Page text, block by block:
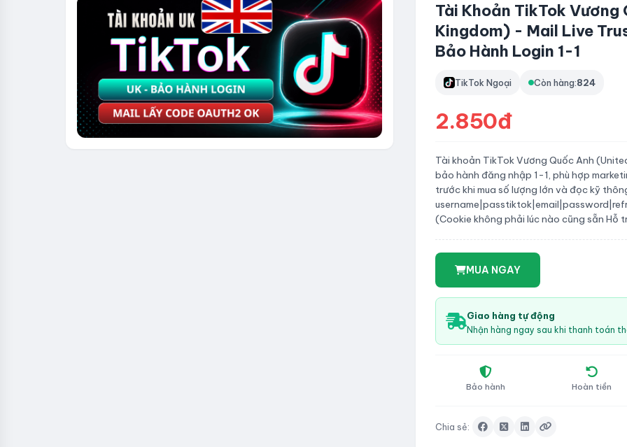
Tài Khoản TikTok Vương
Kingdom) - Mail Live
Bảo Hành Login 1-1
TikTok Ngoại Còn hàng:824
2.850đ
Tài khoản TikTok Vương Quốc Anh
bảo hành đăng nhập 1-1, phù hợp
trước khi mua số lượng lớn và đọc kỹ
(Cookie không phải lúc nào cũng sẵn Hỗ
MUA NGAY
Giao hàng tự động
Nhận hàng ngay sau khi thanh toán
Bảo hành Hoàn tiền
Chia sẻ: